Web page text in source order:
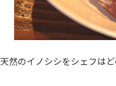
天然のイノシシをシェフは